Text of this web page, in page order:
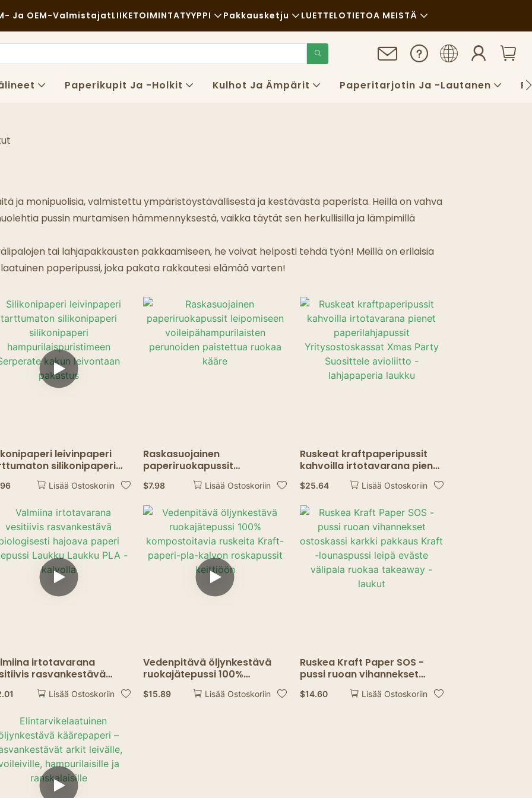
Ja OEM-ValmistajatLIIKETOIMINTATYYPPI
Leipomo
Aaveravintolat
Pakkausketju LUETTELOTIETOA MEISTÄ
Uutiset
Paperikupit Ja -holkit Kulhot Ja Ämpärit Paperitarjotin Ja -lautanen
ja monipuolisia, valmistettu ympäristöystävällisestä ja kestävästä paperista. Heillä on vahva
pussin murtamisen hämmennyksestä, vaikka täytät sen herkullisilla ja lämpimillä
tai lahjapakkausten pakkaamiseen, he voivat helposti tehdä työn! Meillä on erilaisia
paperipussi, joka pakata rakkautesi elämää varten!
leivinpaperi
silikonipaperi
Lisää Ostoskoriin
Raskasuojainen
paperiruokapussit
leipomiseen
voileipähampurilaisten
ruokaa kääre
$7.98 Lisää Ostoskoriin
Ruskeat kraftpaperipussit
kahvoilla irtotavarana pienet
paperilahjapussit
Yritysostoskassat Xmas
lahjapaperia laukku
$25.64 Lisää Ostoskoriin
irtotavarana
rasvankestävä
hajoava paperi
Laukku Laukku PLA
Lisää Ostoskoriin
Vedenpitävä öljynkestävä
ruokajätepussi 100%
kompostoitavia ruskeita
Kraft-paperi-pla-kalvon
$15.89 Lisää Ostoskoriin
Ruskea Kraft Paper SOS -
pussi ruoan vihannekset
ostoskassi karkki pakkaus
Kraft -lounaspussi leipä
$14.60 Lisää Ostoskoriin